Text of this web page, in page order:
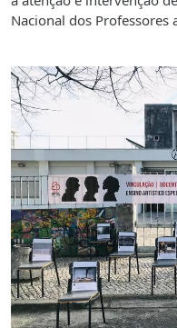
Nacional dos Professores